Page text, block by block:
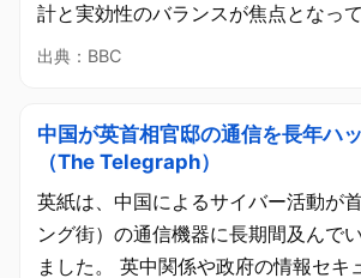
計と実効性のバランスが焦点となって
出典：BBC
中国が英首相官邸の通信を長年ハ
（The Telegraph）
英紙は、中国によるサイバー活動が
ング街）の通信機器に長期間及んで
ました。 英中関係や政府の情報セキ